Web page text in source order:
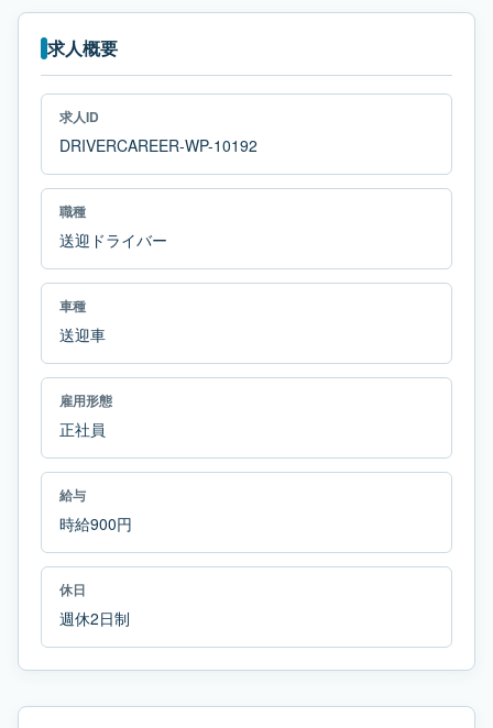
求人概要
求人ID
DRIVERCAREER-WP-10192
職種
送迎ドライバー
車種
送迎車
雇用形態
正社員
給与
時給900円
休日
週休2日制